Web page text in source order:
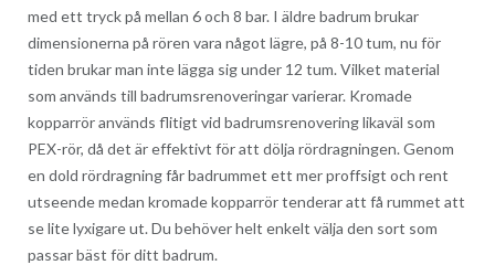
med ett tryck på mellan 6 och 8 bar. I äldre badrum brukar
dimensionerna på rören vara något lägre, på 8-10 tum, nu för
tiden brukar man inte lägga sig under 12 tum. Vilket material
som används till badrumsrenoveringar varierar. Kromade
kopparrör används flitigt vid badrumsrenovering likaväl som
PEX-rör, då det är effektivt för att dölja rördragningen. Genom
en dold rördragning får badrummet ett mer proffsigt och rent
utseende medan kromade kopparrör tenderar att få rummet att
se lite lyxigare ut. Du behöver helt enkelt välja den sort som
passar bäst för ditt badrum.